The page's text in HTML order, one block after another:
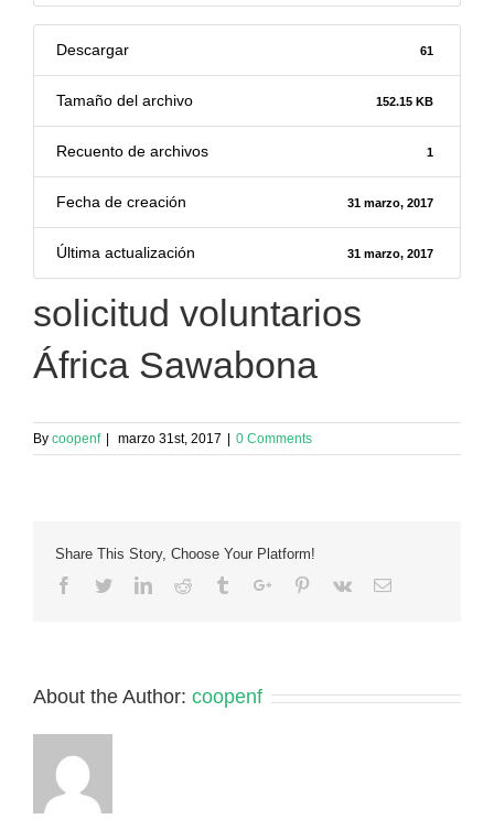
Descargar 61
Tamaño del archivo 152.15 KB
Recuento de archivos 1
Fecha de creación 31 marzo, 2017
Última actualización 31 marzo, 2017
solicitud voluntarios
África Sawabona
By coopenf marzo 31st, 2017 0 Comments
Share This Story, Choose Your Platform!
Facebook
TwitterLinkedinReddit TumblrGoogle+Pinterest
Vk Email
About the Author: coopenf